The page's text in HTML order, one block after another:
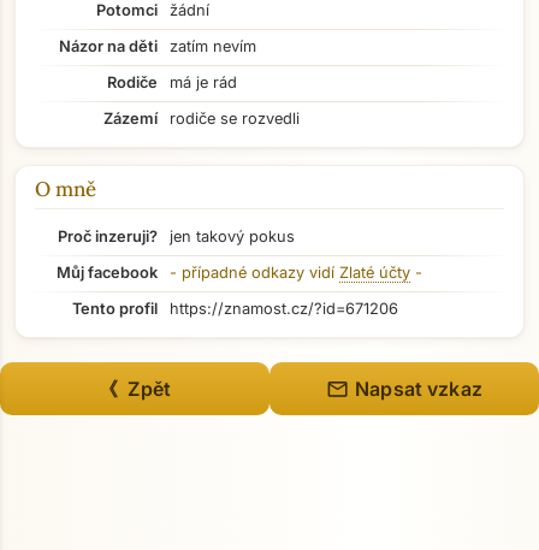
Přejít na hlavní obsah
Potomci
žádní
Názor na děti
zatím nevím
Rodiče
má je rád
Zázemí
rodiče se rozvedli
O mně
Proč inzeruji?
jen takový pokus
Můj facebook
- případné odkazy vidí Zlaté účty -
Tento profil
https://znamost.cz/?id=671206
《 Zpět mail Napsat vzkaz